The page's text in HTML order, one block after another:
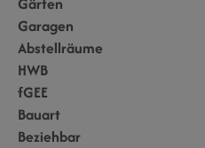
Garagen
Abstellräume
HWB
fGEE
Bauart
Beziehbar